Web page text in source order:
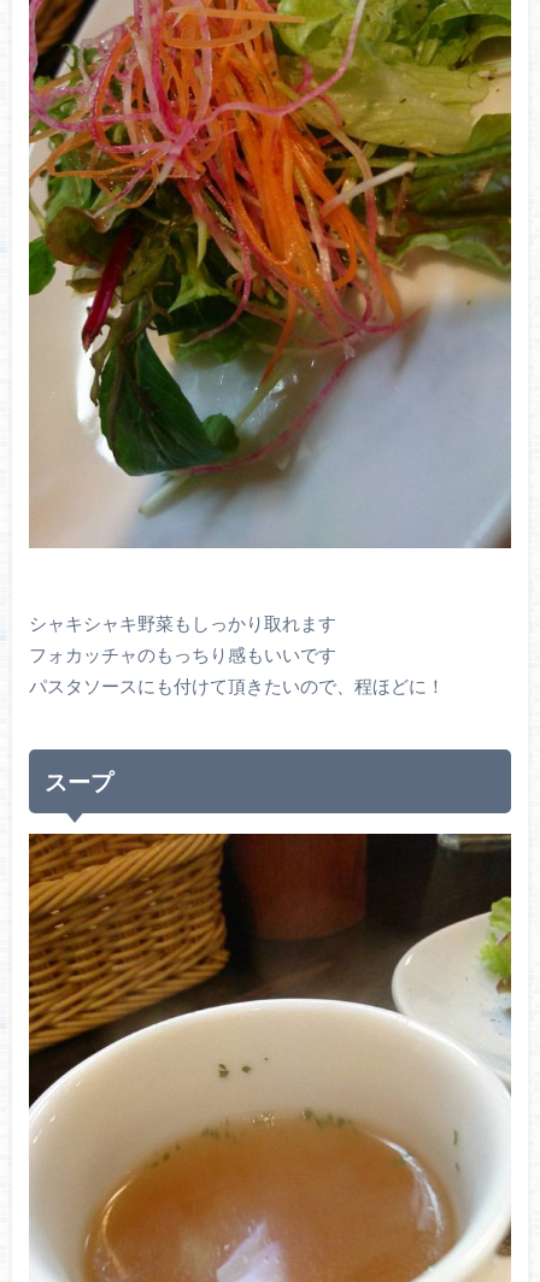
シャキシャキ野菜もしっかり取れます
フォカッチャのもっちり感もいいです
パスタソースにも付けて頂きたいので、程ほどに！
スープ